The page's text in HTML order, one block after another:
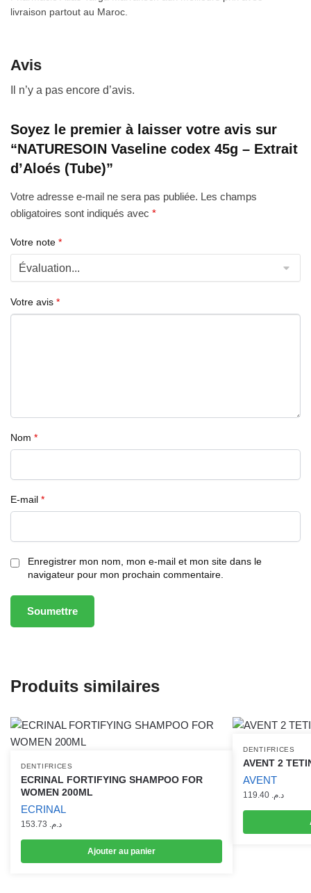
livraison partout au Maroc.
Avis
Il n’y a pas encore d’avis.
Soyez le premier à laisser votre avis sur
“NATURESOIN Vaseline codex 45g – Extrait
d’Aloés (Tube)”
Votre adresse e-mail ne sera pas publiée. Les champs
obligatoires sont indiqués avec *
Votre note *
Votre avis *
Nom *
E-mail *
Enregistrer mon nom, mon e-mail et mon site dans le
navigateur pour mon prochain commentaire.
Produits similaires
DENTIFRICES
ECRINAL FORTIFYING SHAMPOO FOR
WOMEN 200ML
ECRINAL
د.م.
Ajouter au panier
DENTIFRICES
AVENT 2
AVENT
د.م.